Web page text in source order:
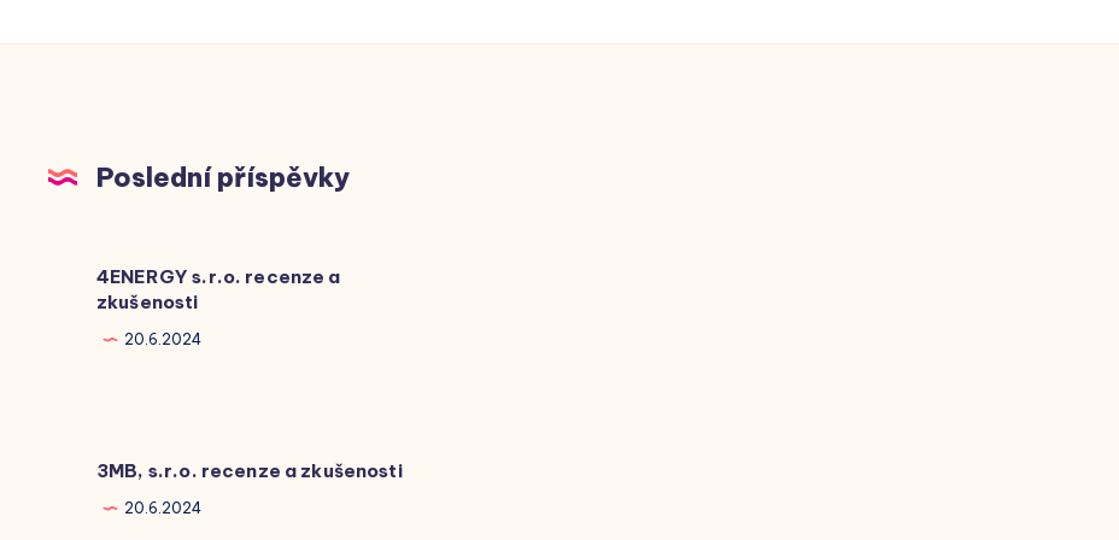
Poslední příspěvky
4ENERGY s.r.o. recenze a
zkušenosti
20.6.2024
3MB, s.r.o. recenze a zkušenosti
20.6.2024